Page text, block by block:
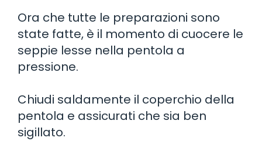
Ora che tutte le preparazioni sono
state fatte, è il momento di cuocere le
seppie lesse nella pentola a
pressione.
Chiudi saldamente il coperchio della
pentola e assicurati che sia ben
sigillato.